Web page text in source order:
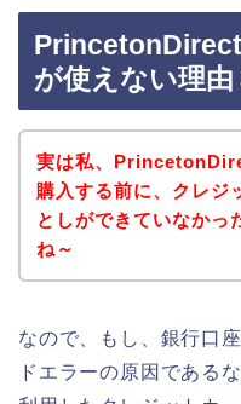
が使えない理由
実は私、
購入する前に、クレジ
としができていなかっ
ね～
なので、もし、銀行口
ドエラーの原因である